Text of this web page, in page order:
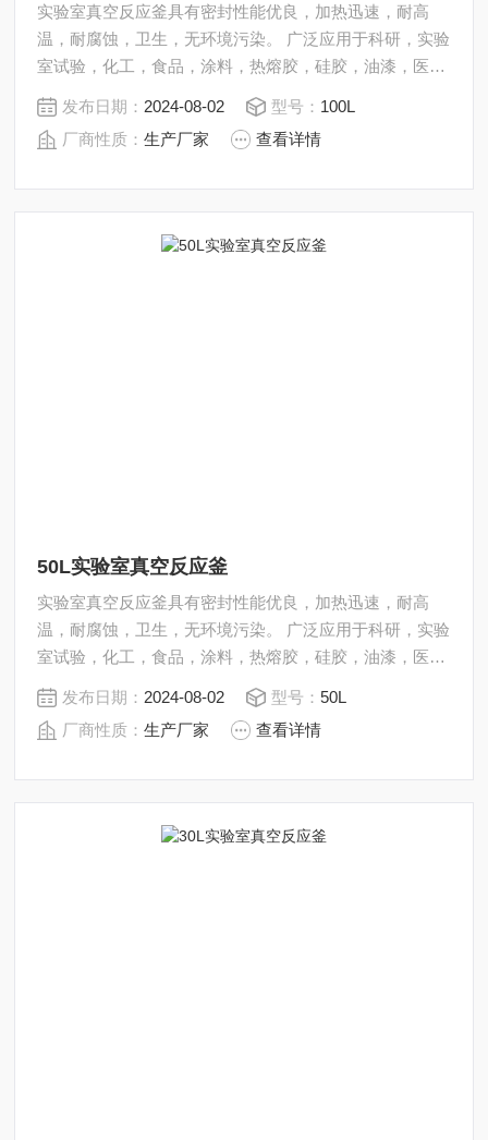
实验室真空反应釜具有密封性能优良，加热迅速，耐高
温，耐腐蚀，卫生，无环境污染。 广泛应用于科研，实验
室试验，化工，食品，涂料，热熔胶，硅胶，油漆，医
药，石油化工生产中的反应，蒸发，合成，聚合，皂化，
磺化，氯化，硝化等工艺过程的压力容器。 内表面采用镜
面抛光，确保卫生洁净*。 所有反应釜均可接受客户的个
发布日期： 2024-08-02 型号： 100L
厂商性质：生产厂家 查看详情
50L实验室真空反应釜
实验室真空反应釜具有密封性能优良，加热迅速，耐高
温，耐腐蚀，卫生，无环境污染。 广泛应用于科研，实验
室试验，化工，食品，涂料，热熔胶，硅胶，油漆，医
药，石油化工生产中的反应，蒸发，合成，聚合，皂化，
磺化，氯化，硝化等工艺过程的压力容器。 内表面采用镜
面抛光，确保卫生洁净*。 所有反应釜均可接受客户的个
发布日期： 2024-08-02 型号：50L
厂商性质：生产厂家 查看详情